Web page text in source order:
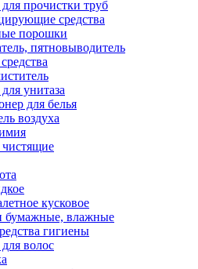
прочистки труб
средства
порошки
пятновыводитель
унитаза
для белья
воздуха
чистящие
кусковое
бумажные, влажные
гигиены
волос